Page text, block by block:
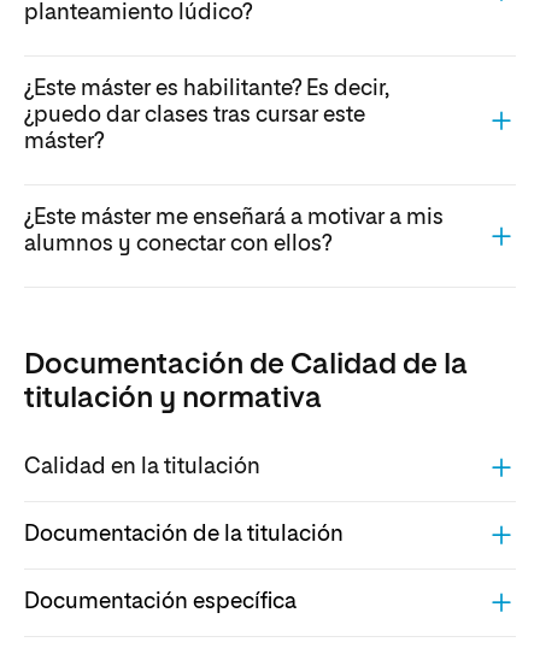
planteamiento lúdico?
¿Este máster es habilitante? Es decir,
¿puedo dar clases tras cursar este
máster?
¿Este máster me enseñará a motivar a mis
alumnos y conectar con ellos?
Documentación de Calidad de la
titulación y normativa
Calidad en la titulación
Documentación de la titulación
Documentación específica